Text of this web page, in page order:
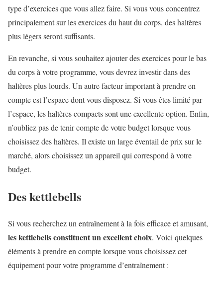
type d’exercices que vous allez faire. Si vous vous concentrez
principalement sur les exercices du haut du corps, des haltères
plus légers seront suffisants.
En revanche, si vous souhaitez ajouter des exercices pour le bas
du corps à votre programme, vous devrez investir dans des
haltères plus lourds. Un autre facteur important à prendre en
compte est l’espace dont vous disposez. Si vous êtes limité par
l’espace, les haltères compacts sont une excellente option. Enfin,
n’oubliez pas de tenir compte de votre budget lorsque vous
choisissez des haltères. Il existe un large éventail de prix sur le
marché, alors choisissez un appareil qui correspond à votre
budget.
Des kettlebells
Si vous recherchez un entraînement à la fois efficace et amusant,
les kettlebells constituent un excellent choix. Voici quelques
éléments à prendre en compte lorsque vous choisissez cet
équipement pour votre programme d’entraînement :